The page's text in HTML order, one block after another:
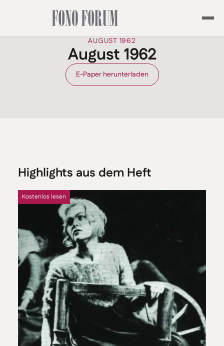
AUGUST 1962
August 1962
E-Paper herunterladen
Highlights aus dem Heft
Kostenlos lesen